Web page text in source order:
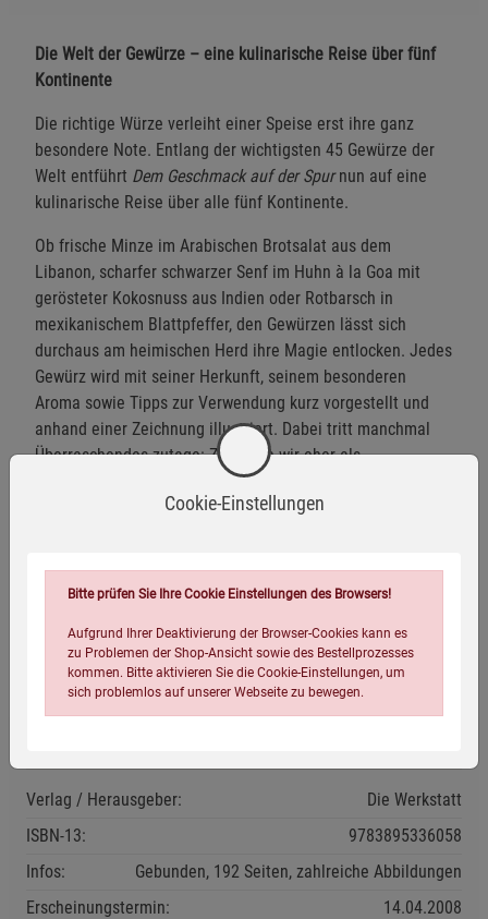
Die Welt der Gewürze – eine kulinarische Reise über fünf
Kontinente
Die richtige Würze verleiht einer Speise erst ihre ganz
besondere Note. Entlang der wichtigsten 45 Gewürze der
Welt entführt Dem Geschmack auf der Spurnun auf eine
kulinarische Reise über alle fünf Kontinente.
Ob frische Minze im Arabischen Brotsalat aus dem
Libanon, scharfer schwarzer Senf im Huhn à la Goa mit
gerösteter Kokosnuss aus Indien oder Rotbarsch in
mexikanischem Blattpfeffer, den Gewürzen lässt sich
durchaus am heimischen Herd ihre Magie entlocken. Jedes
Gewürz wird mit seiner Herkunft, seinem besonderen
Aroma sowie Tipps zur Verwendung kurz vorgestellt und
anhand einer Zeichnung illustriert. Dabei tritt manchmal
Überraschendes zutage: Zimt, den wir eher als
Weihnachtsaroma kennen, würzt im Vorderen Orient
Schmorgerichte. Sichuanpfeffer sorgt in der chinesischen
Aber auch dem heimischen hessischen Handkäs mit Musik
der Autor auf Seite 98.
Verlag / Herausgeber:
Die Werkstatt
ISBN-13:
9783895336058
Infos:
Gebunden, 192 Seiten, zahlreiche Abbildungen
Erscheinungstermin:
14.04.2008
Cookie-Einstellungen
Bitte prüfen Sie Ihre Cookie Einstellungen des Browsers!
Aufgrund Ihrer Deaktivierung der Browser-Cookies kann es
zu Problemen der Shop-Ansicht sowie des Bestellprozesses
kommen. Bitte aktivieren Sie die Cookie-Einstellungen, um
sich problemlos auf unserer Webseite zu bewegen.